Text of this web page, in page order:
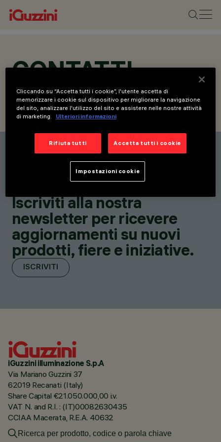
CONTATTI
CONTATTI RICHIEDI INFORMAZIONI
Elenco contatti
Rimani aggiornato sulle
nostre ultime innovazioni.
Iscriviti alla nostra
newsletter per ricevere
aggiornamenti su nuovi
prodotti, fiere e iniziative.
ISCRIVITI
iGuzzini illuminazione S.p.A
Via Mariano Guzzini 37
62019 Recanati (Italy)
Share Capital €21.050.000,00 i.v.
VAT N. and R.I. : (IT)00082630435
CCIAA Macerata, R.E.A. 40632
Cliccando su “Accetta tutti i cookie”, l'utente accetta di
memorizzare i cookie sul dispositivo per migliorare la navigazione
del sito, analizzare l'utilizzo del sito e assistere nelle nostre attività
di marketing.
Ulteriori informazioni
Rifiuta tutti Accetta tutti i cookie
Impostazioni cookie